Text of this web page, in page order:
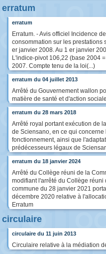
erratum
erratum
Erratum. - Avis officiel Incidence
consommation sur les prestations
er janvier 2008. Au 1 er janvier
L'indice-pivot 106,22 (base 2004
2007. Compte tenu de la loi(...)
erratum du 04 juillet 2013
Arrêté du Gouvernement wallon
matière de santé et d'action
erratum du 28 mars 2018
Arrêté royal portant exécution de
de Sciensano, en ce qui
fonctionnement, ainsi que
prédécesseurs légaux de
erratum du 18 janvier 2024
Arrêté du Collège réuni de la
modifiant l'arrêté du Collège
commune du 28 janvier 2021
décembre 2020 relative à
Erratum
circulaire
circulaire du 11 juin 2013
Circulaire relative à la médiation